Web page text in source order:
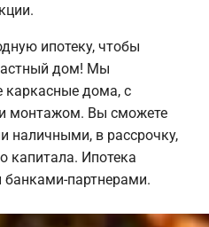
ипотеку, чтобы
дом! Мы
каркасные дома, с
и монтажом. Вы сможете
наличными, в рассрочку,
капитала. Ипотека
партнерами.